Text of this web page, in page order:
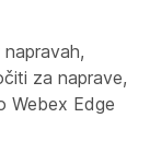
za naprave,
Webex Edge